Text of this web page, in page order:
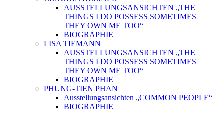
AUSSTELLUNGSANSICHTEN „THE
THINGS I DO POSSESS SOMETIMES
THEY OWN ME TOO“
BIOGRAPHIE
LISA TIEMANN
AUSSTELLUNGSANSICHTEN „THE
THINGS I DO POSSESS SOMETIMES
THEY OWN ME TOO“
BIOGRAPHIE
PHUNG-TIEN PHAN
Ausstellungsansichten „COMMON PEOPLE“
BIOGRAPHIE